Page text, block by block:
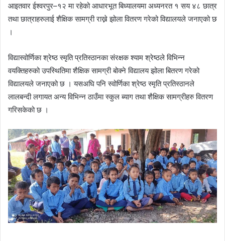
आइतवार ईश्वरपुर–१२ मा रहेको आधारभूत बिध्यालयमा अध्यनरत १ सय ४८ छात्र
तथा छात्राहरुलाई शैक्षिक सामग्री राख्ने झोला वितरण गरेको विद्यालयले जनाएको छ
।
विद्यास्वोर्णिका श्रेष्ठ स्मृति प्रतिस्ठानका संरक्षक श्याम श्रेष्ठले विभिन्न
वयक्तिहरुको उपस्थितिमा शैक्षिक सामग्री बोक्ने विद्यालय झोला बितरण गरेको
विद्यालयले जनाएको छ । यसअघि पनि स्वोर्णिका श्रेष्ठ स्मृति प्रतिस्ठानले
लालबन्दी लगायत अन्य विभिन्न ठाउँमा स्कुल ब्याग तथा शैक्षिक सामग्रीहरु वितरण
गरिसकेको छ ।